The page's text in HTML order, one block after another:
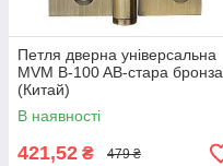
Петля дверна універсальна
MVM B-100 AB-стара бронза
(Китай)
В наявності
421,52 ₴ 479 ₴